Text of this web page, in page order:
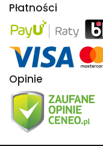
Płatności
Opinie